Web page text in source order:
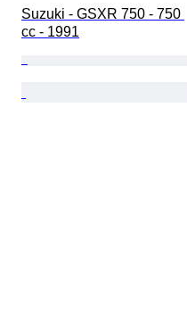
Suzuki - GSXR 750 - 750
cc - 1991